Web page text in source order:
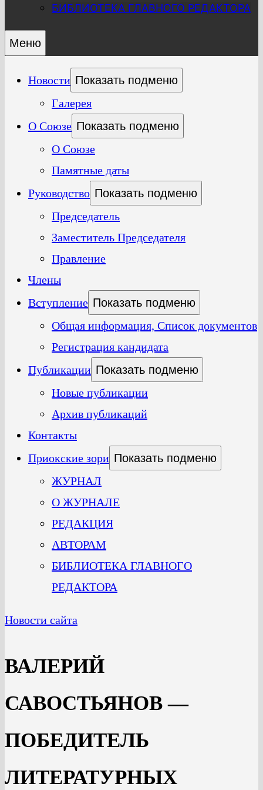
БИБЛИОТЕКА ГЛАВНОГО РЕДАКТОРА
Меню
Новости Показать подменю
Галерея
О Союзе Показать подменю
О Союзе
Памятные даты
Руководство Показать подменю
Председатель
Заместитель Председателя
Правление
Члены
Вступление Показать подменю
Общая информация, Список документов
Регистрация кандидата
Публикации Показать подменю
Новые публикации
Архив публикаций
Контакты
Приокские зори Показать подменю
ЖУРНАЛ
О ЖУРНАЛЕ
РЕДАКЦИЯ
АВТОРАМ
БИБЛИОТЕКА ГЛАВНОГО
РЕДАКТОРА
Новости сайта
ВАЛЕРИЙ
САВОСТЬЯНОВ —
ПОБЕДИТЕЛЬ
ЛИТЕРАТУРНЫХ